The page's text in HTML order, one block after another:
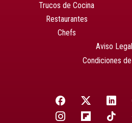
Trucos de Cocina
Restaurantes
Chefs
Aviso Legal
Condiciones